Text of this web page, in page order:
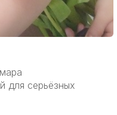
для серьёзных